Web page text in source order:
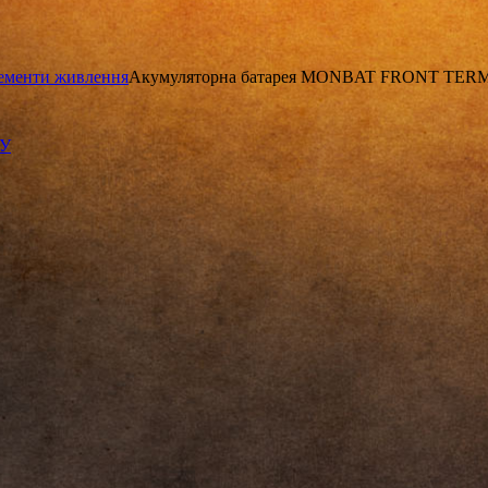
живленняАкумуляторна батарея MONBAT FRONT